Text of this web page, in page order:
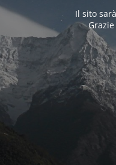
Il sito